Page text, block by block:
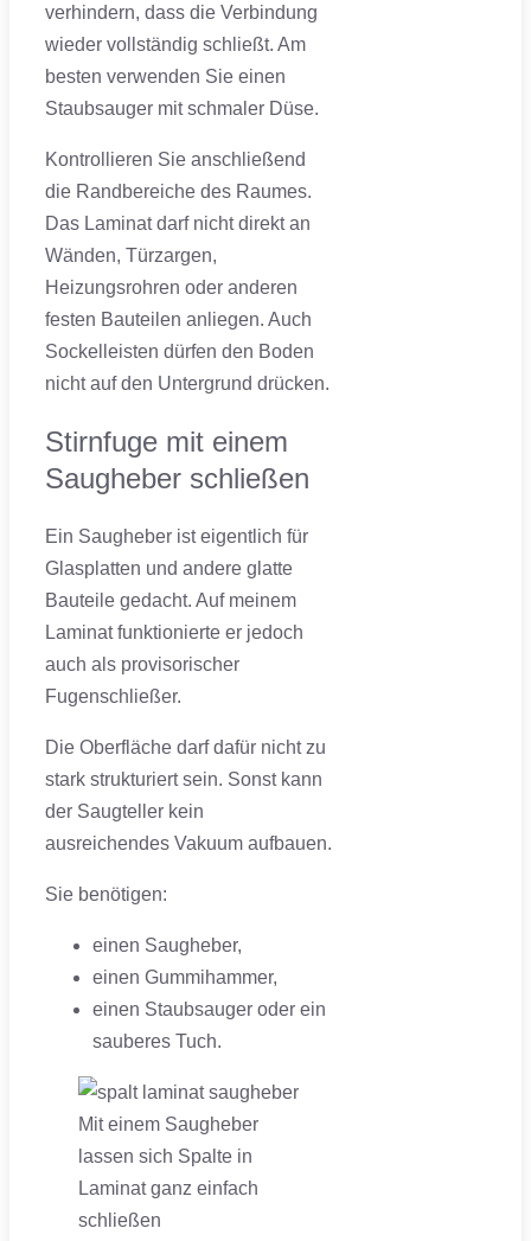
verhindern, dass die Verbindung
wieder vollständig schließt. Am
besten verwenden Sie einen
Staubsauger mit schmaler Düse.
Kontrollieren Sie anschließend
die Randbereiche des Raumes.
Das Laminat darf nicht direkt an
Wänden, Türzargen,
Heizungsrohren oder anderen
festen Bauteilen anliegen. Auch
Sockelleisten dürfen den Boden
nicht auf den Untergrund drücken.
Stirnfuge mit einem
Saugheber schließen
Ein Saugheber ist eigentlich für
Glasplatten und andere glatte
Bauteile gedacht. Auf meinem
Laminat funktionierte er jedoch
auch als provisorischer
Fugenschließer.
Die Oberfläche darf dafür nicht zu
stark strukturiert sein. Sonst kann
der Saugteller kein
ausreichendes Vakuum aufbauen.
Sie benötigen:
einen Saugheber,
einen Gummihammer,
einen Staubsauger oder ein
sauberes Tuch.
Mit einem Saugheber
lassen sich Spalte in
Laminat ganz einfach
schließen